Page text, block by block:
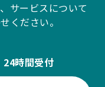
サービスについて
ください。
時間受付